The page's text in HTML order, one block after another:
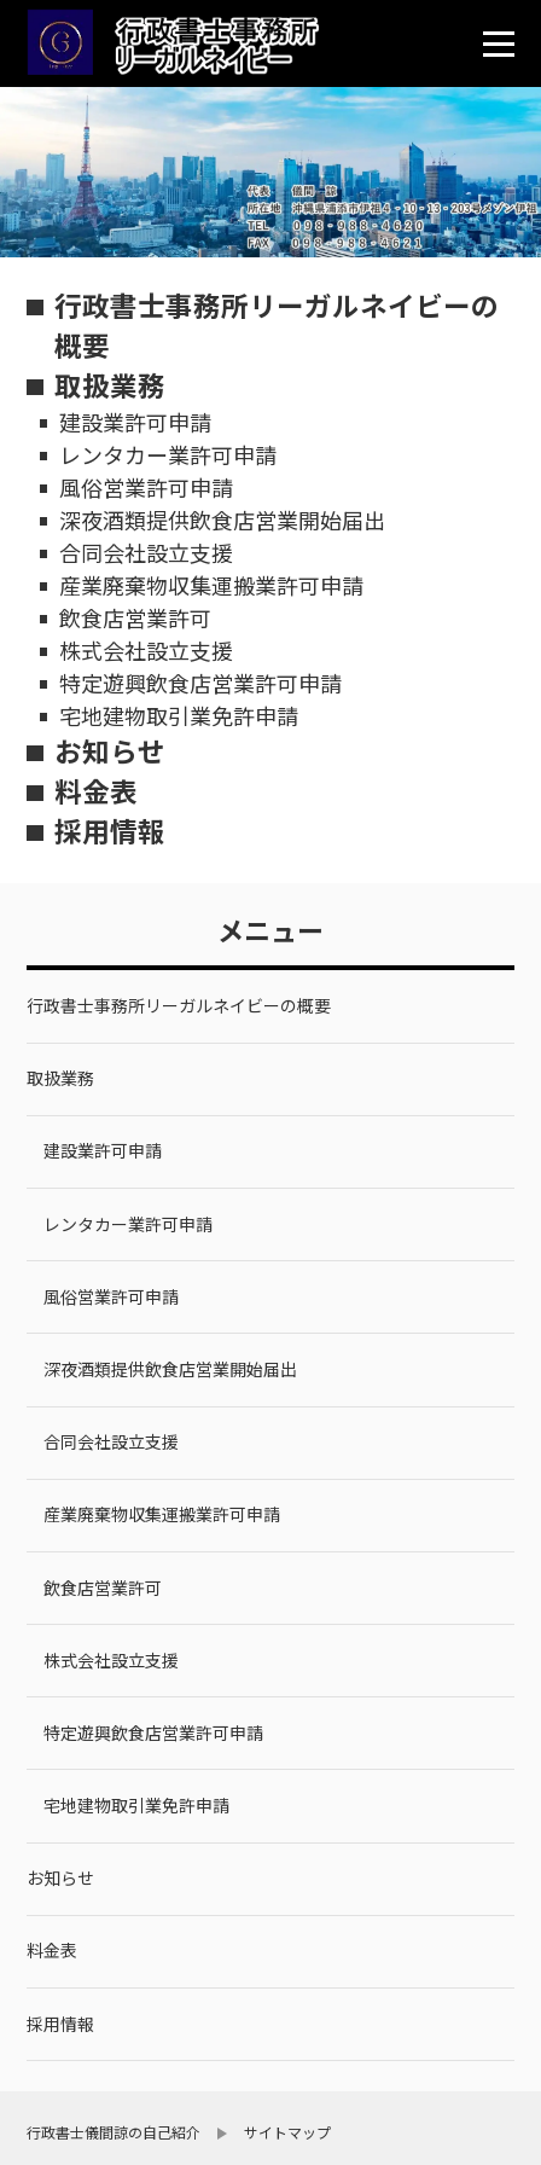
行政書士事務所リーガルネイビーの
概要
取扱業務
建設業許可申請
レンタカー業許可申請
風俗営業許可申請
深夜酒類提供飲食店営業開始届出
合同会社設立支援
産業廃棄物収集運搬業許可申請
飲食店営業許可
株式会社設立支援
特定遊興飲食店営業許可申請
宅地建物取引業免許申請
お知らせ
料金表
採用情報
メニュー
行政書士事務所リーガルネイビーの概要
取扱業務
建設業許可申請
レンタカー業許可申請
風俗営業許可申請
深夜酒類提供飲食店営業開始届出
合同会社設立支援
産業廃棄物収集運搬業許可申請
飲食店営業許可
株式会社設立支援
特定遊興飲食店営業許可申請
宅地建物取引業免許申請
お知らせ
料金表
採用情報
行政書士儀間諒の自己紹介 サイトマップ